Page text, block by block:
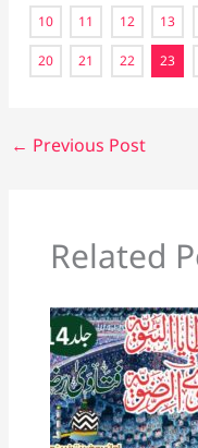
10 11 12 13
20 21 22 23
← Previous Post
Related